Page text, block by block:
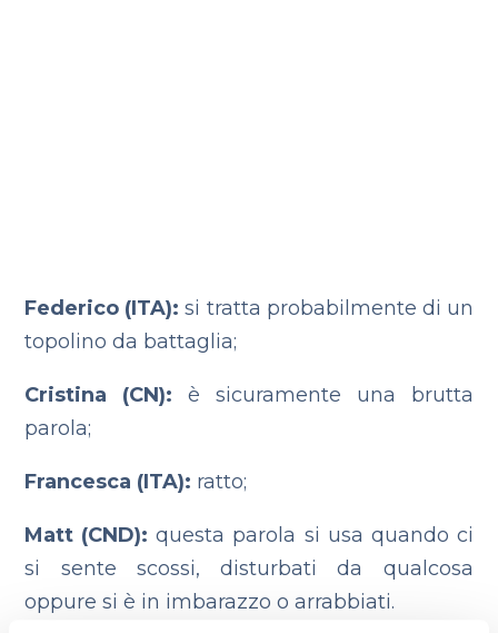
Federico (ITA): si tratta probabilmente di un
topolino da battaglia;
Cristina (CN): è sicuramente una brutta
parola;
Francesca (ITA): ratto;
Matt (CND): questa parola si usa quando ci
si sente scossi, disturbati da qualcosa
oppure si è in imbarazzo o arrabbiati.